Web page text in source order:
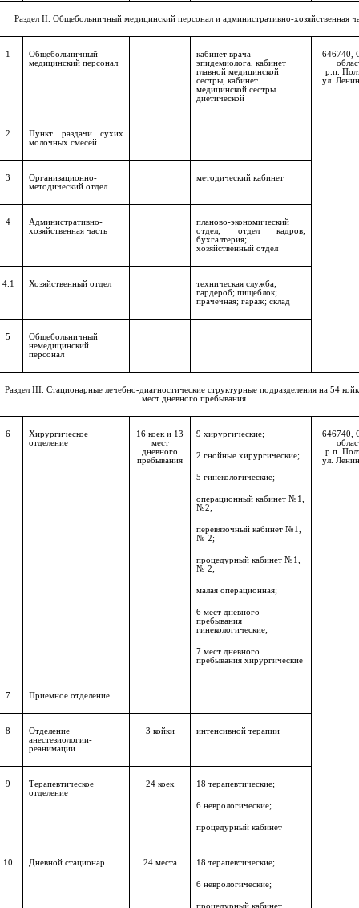
РазделII . Общебольничный медицинский персонал и административно-хозяйственная
1
Общебольничный
медицинский персонал
кабинет врача-
эпидемиолога, кабинет
главной медицинской
сестры, кабинет
медицинской сестры
диетической
646740,
р.п.
ул.
2
Пункт раздачи сухих
молочных смесей
3
Организационно-
методический отдел
методический кабинет
4
Административно-
хозяйственная часть
планово-экономический
отдел; отдел кадров;
бухгалтерия;
хозяйственный отдел
4.1 Хозяйственный отдел
техническая служба;
гардероб; пищеблок;
прачечная; гараж; склад
5
Общебольничный
немедицинский
персонал
Раздел III. Стационарные лечебно-диагностические структурные подразделения на 54
мест дневного пребывания
6
Хирургическое
отделение
16 коек и 13
мест
дневного
пребывания
9 хирургические;
2 гнойные хирургические;
5 гинекологические;
операционный кабинет №1,
№2;
перевязочный кабинет №1,
№ 2;
процедурный кабинет №1,
№ 2;
малая операционная;
6 мест дневного
пребывания
гинекологические;
7 мест дневного
пребывания хирургические
646740,
р.п.
ул.
7 Приемное отделение
8
Отделение
анестезиологии-
реанимации
3 койки интенсивной терапии
9
Терапевтическое
отделение
24 коек 18 терапевтические;
6 неврологические;
процедурный кабинет
10 Дневной стационар 24 места 18 терапевтические;
6 неврологические;
процедурный кабинет